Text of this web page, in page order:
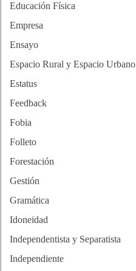
Educación Física
Empresa
Ensayo
Espacio Rural y Espacio Urbano
Estatus
Feedback
Fobia
Folleto
Forestación
Gestión
Gramática
Idoneidad
Independentista y Separatista
Independiente